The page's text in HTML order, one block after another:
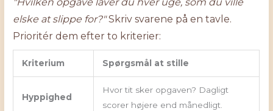
elske at slippe for?"Skriv svarene på en tavle.
Prioritér dem efter to kriterier:
Kriterium Spørgsmål at stille
Hyppighed
Hvor tit sker opgaven? Dagligt
scorer højere end månedligt.